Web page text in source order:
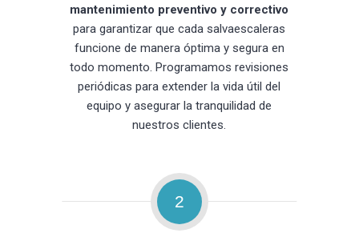
mantenimiento preventivo y correctivo
para garantizar que cada salvaescaleras
funcione de manera óptima y segura en
todo momento. Programamos revisiones
periódicas para extender la vida útil del
equipo y asegurar la tranquilidad de
nuestros clientes.
2